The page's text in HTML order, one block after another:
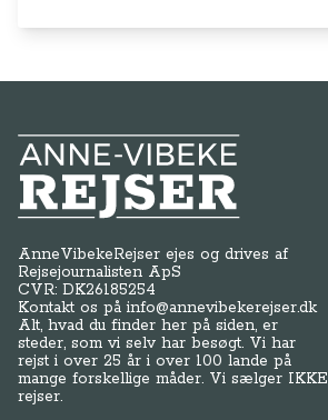
Anne-Vibeke Rejser
AnneVibekeRejser ejes og drives af
Rejsejournalisten ApS
CVR: DK26185254
Kontakt os påinfo@annevibekerejser.dk
Alt, hvad du finder her på siden, er
steder, som vi selv har besøgt. Vi har
rejst i over 25 år i over 100 lande på
mange forskellige måder. Vi sælger IKKE
rejser.